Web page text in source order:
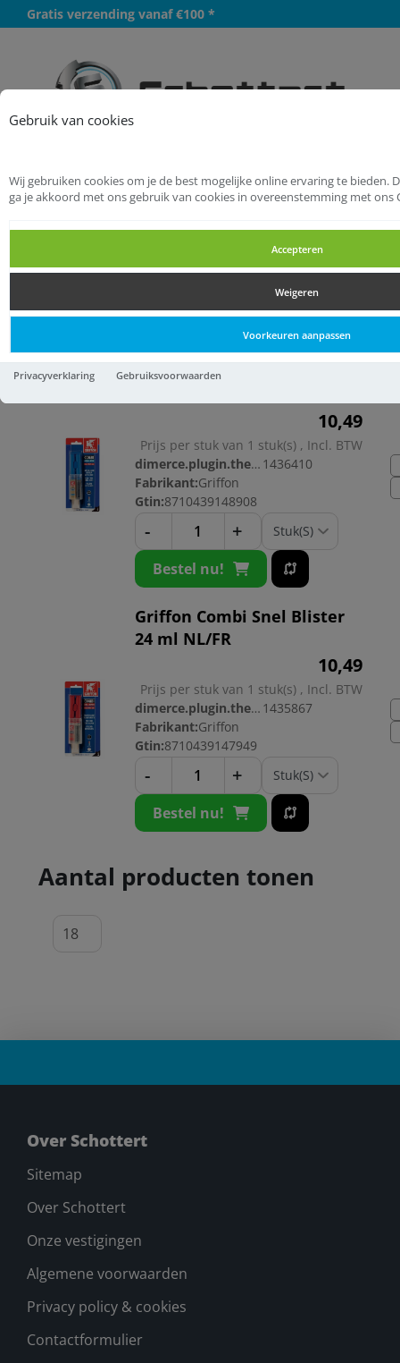
Gebruik van cookies
Wij gebruiken cookies om je de best mogelijke online ervaring te bieden.
ga je akkoord met ons gebruik van cookies in overeenstemming met ons
Accepteren
Weigeren
Voorkeuren aanpassen
Privacyverklaring Gebruiksvoorwaarden
Gratis verzending vanaf €100 *
Startpagina Chemie
Lijmen
Lijmen 2-componenten
Lijmen 2-componenten
Lijmen 2-componenten
Griffon Combi Metaal
10,49
Prijs per stuk van 1 stuk(s) , Incl. BTW
dimerce.plugin.theme.productnr: 1436410
Fabrikant:Griffon
Gtin:8710439148908
- +
Bestel nu!
Griffon Combi Snel Blister
24 ml NL/FR
10,49
Prijs per stuk van 1 stuk(s) , Incl. BTW
dimerce.plugin.theme.productnr: 1435867
Fabrikant:Griffon
Gtin:8710439147949
- +
Bestel nu!
Aantal producten tonen
Over Schottert
Sitemap
Over Schottert
Onze vestigingen
Algemene voorwaarden
Privacy policy & cookies
Contactformulier